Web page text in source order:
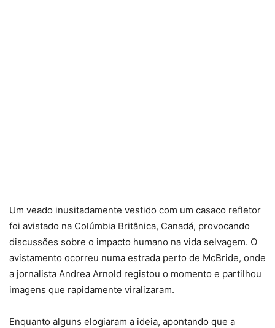
Um veado inusitadamente vestido com um casaco refletor
foi avistado na Colúmbia Britânica, Canadá, provocando
discussões sobre o impacto humano na vida selvagem. O
avistamento ocorreu numa estrada perto de McBride, onde
a jornalista Andrea Arnold registou o momento e partilhou
imagens que rapidamente viralizaram.
Enquanto alguns elogiaram a ideia, apontando que a